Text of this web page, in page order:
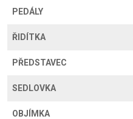
PEDÁLY
ŘIDÍTKA
PŘEDSTAVEC
SEDLOVKA
OBJÍMKA